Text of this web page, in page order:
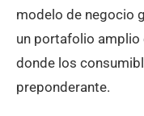
modelo de negocio
un portafolio amplio
donde los
preponderante.